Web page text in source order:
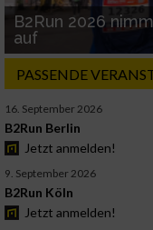
B2Run 2026
auf
PASSENDE
16. September 2026
B2Run Berlin
Jetzt anmelden!
9. September 2026
B2Run Köln
Jetzt anmelden!